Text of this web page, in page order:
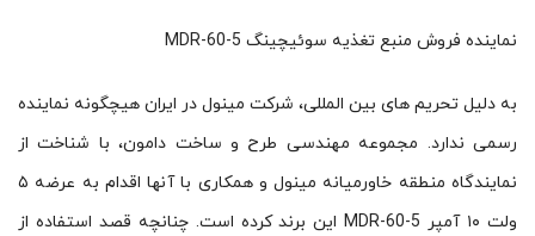
نماینده فروش منبع تغذیه سوئیچینگ MDR-60-5
به دلیل تحریم های بین المللی، شرکت مینول در ایران هیچگونه نماینده
رسمی ندارد. مجموعه مهندسی طرح و ساخت دامون، با شناخت از
نمایندگاه منطقه خاورمیانه مینول و همکاری با آنها اقدام به عرضه ۵
ولت ۱۰ آمپر MDR-60-5 این برند کرده است. چنانچه قصد استفاده از